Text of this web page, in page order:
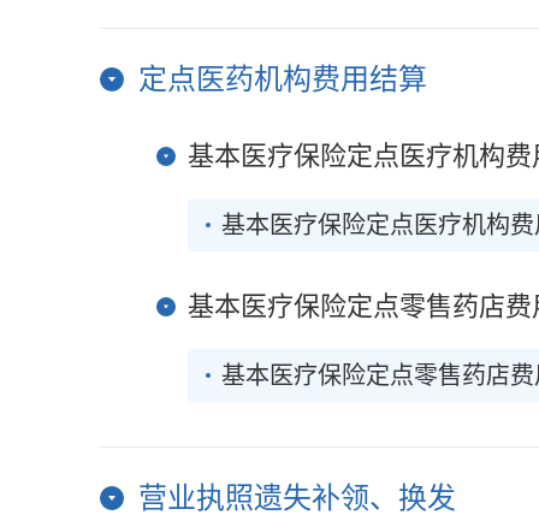
定点医药机构费用结算
基本医疗保险定点医疗机构费
基本医疗保险定点医疗机构
基本医疗保险定点零售药店费
基本医疗保险定点零售药店
营业执照遗失补领、换发